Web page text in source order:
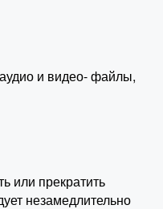
и видео- файлы,
или прекратить
незамедлительно